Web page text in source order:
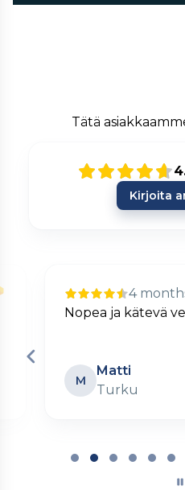
Tätä
Kirjoita
4
Nopea ja kätevä
M
Matti
Turku